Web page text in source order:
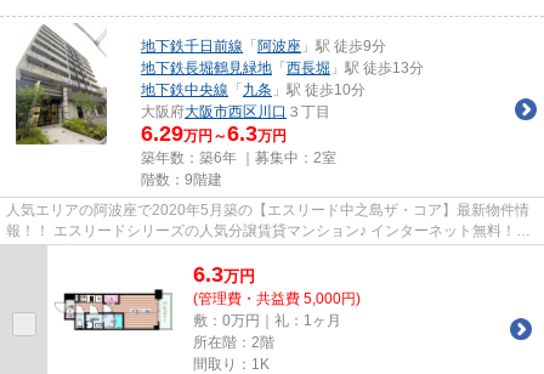
地下鉄千日前線 「 阿波座 」駅 徒歩9分
地下鉄長堀鶴見緑地 「 西長堀 」駅 徒歩13分
地下鉄中央線 「 九条 」駅 徒歩10分
大阪府大阪市西区 川口 ３丁目
6.29万円～6.3万円
築年数：築6年 ｜募集中： 2室
階数：9階建
人気エリアの阿波座で2020年5月築の【エスリード中之島ザ・コア】最新物件情
報！！ エスリードシリーズの人気分譲賃貸マンション♪ インターネット無料！ペ
6.3万円
(管理費・共益費 5,000円)
敷：0万円｜礼：1ヶ月
所在階：2階
間取り：1K